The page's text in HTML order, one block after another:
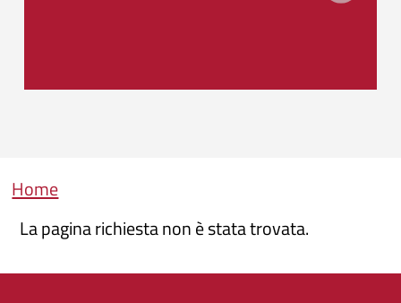
Briciole di pane
Home
La pagina richiesta non è stata trovata.